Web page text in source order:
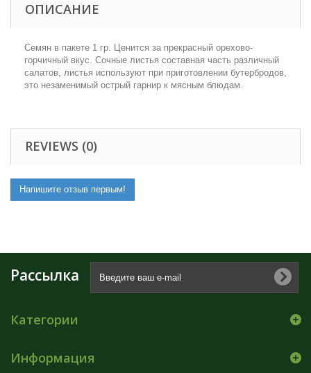
ОПИСАНИЕ
Семян в пакете 1 гр. Ценится за прекрасный орехово-
горчичный вкус. Сочные листья составная часть различный
салатов, листья используют при приготовлении бутербродов,
это незаменимый острый гарнир к мясным блюдам.
REVIEWS (0)
Напишите отзыв первым!
Рассылка
Категории
Информация